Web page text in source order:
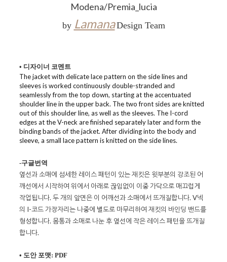
Modena/Premia_lucia
by LamanaDesign Team
• 디자이너 코멘트
The jacket with delicate lace pattern on the side lines and
sleeves is worked continuously double-stranded and
seamlessly from the top down, starting at the accentuated
shoulder line in the upper back. The two front sides are knitted
out of this shoulder line, as well as the sleeves. The I-cord
edges at the V-neck are finished separately later and form the
binding bands of the jacket. After dividing into the body and
sleeve, a small lace pattern is knitted on the side lines.
-구글번역
옆선과 소매에 섬세한 레이스 패턴이 있는 재킷은 윗부분의 강조된 어
깨선에서 시작하여 위에서 아래로 끊임없이 이중 가닥으로 매끄럽게
작업됩니다. 두 개의 앞면은 이 어깨선과 소매에서 뜨개질합니다. V넥
의 I-코드 가장자리는 나중에 별도로 마무리하여 재킷의 바인딩 밴드를
형성합니다. 몸통과 소매로 나눈 후 옆선에 작은 레이스 패턴을 뜨개질
합니다.
• 도안 포맷: PDF